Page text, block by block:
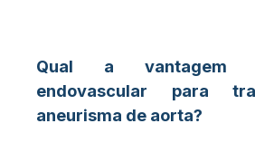
Qual a vantagem
endovascular para
aneurisma de aorta?